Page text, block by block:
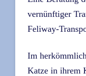
vernünftiger
Feliway-
Im
Katze in ihrem